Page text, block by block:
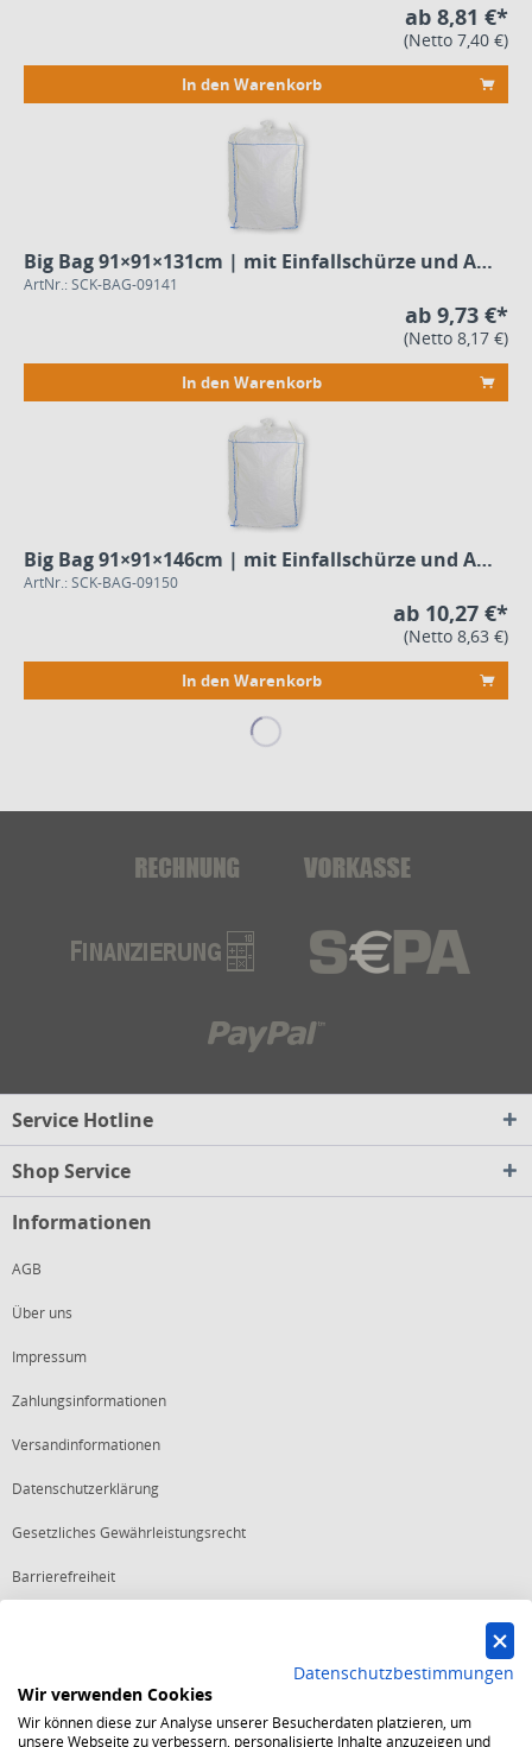
ab 8,81 €*
(Netto 7,40 €)
In den Warenkorb
Big Bag 91×91×131cm | mit Einfallschürze und Auslauf
ArtNr.: SCK-BAG-09141
ab 9,73 €*
(Netto 8,17 €)
In den Warenkorb
Big Bag 91×91×146cm | mit Einfallschürze und Auslauf
ArtNr.: SCK-BAG-09150
ab 10,27 €*
(Netto 8,63 €)
In den Warenkorb
Service Hotline
Shop Service
Informationen
AGB
Über uns
Impressum
Zahlungsinformationen
Versandinformationen
Datenschutzerklärung
Gesetzliches Gewährleistungsrecht
Barrierefreiheit
Starker Service
Shops mit dem Excellent Shop Award stehen seit mehr als 5,
Datenschutzbestimmungen
Wir verwenden Cookies
Wir können diese zur Analyse unserer Besucherdaten platzieren, um
unsere Webseite zu verbessern, personalisierte Inhalte anzuzeigen und